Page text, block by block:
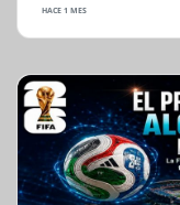
HACE 1 MES